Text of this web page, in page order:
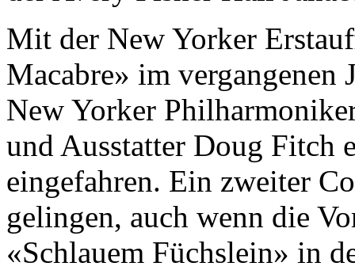
Mit der New Yorker
Macabre» im
New Yorker
und Ausstatter Doug Fitch
eingefahren. Ein zweiter
gelingen, auch wenn die
«Schlauem Füchslein» in